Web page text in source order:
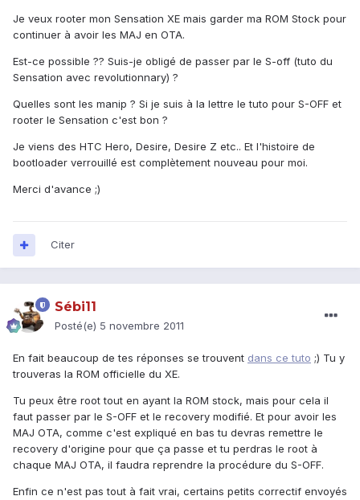
Je veux rooter mon Sensation XE mais garder ma ROM Stock pour
continuer à avoir les MAJ en OTA.
Est-ce possible ?? Suis-je obligé de passer par le S-off (tuto du
Sensation avec revolutionnary) ?
Quelles sont les manip ? Si je suis à la lettre le tuto pour S-OFF et
rooter le Sensation c'est bon ?
Je viens des HTC Hero, Desire, Desire Z etc.. Et l'histoire de
bootloader verrouillé est complètement nouveau pour moi.
Merci d'avance ;)
Citer
Sébi11
Posté(e) 5 novembre 2011
En fait beaucoup de tes réponses se trouvent dans ce tuto ;) Tu y
trouveras la ROM officielle du XE.
Tu peux être root tout en ayant la ROM stock, mais pour cela il
faut passer par le S-OFF et le recovery modifié. Et pour avoir les
MAJ OTA, comme c'est expliqué en bas tu devras remettre le
recovery d'origine pour que ça passe et tu perdras le root à
chaque MAJ OTA, il faudra reprendre la procédure du S-OFF.
Enfin ce n'est pas tout à fait vrai, certains petits correctif envoyés